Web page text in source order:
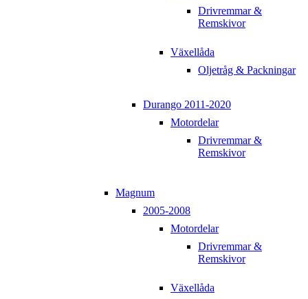
Drivremmar &
Remskivor
Växellåda
Oljetråg & Packningar
Durango 2011-2020
Motordelar
Drivremmar &
Remskivor
Magnum
2005-2008
Motordelar
Drivremmar &
Remskivor
Växellåda